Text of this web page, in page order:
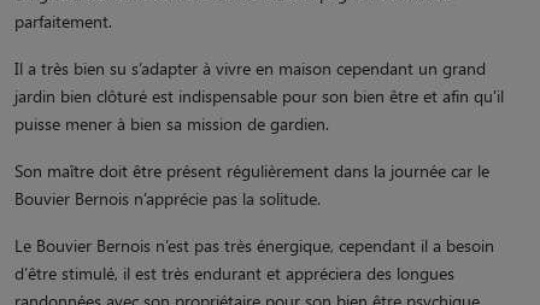
parfaitement.
Il a très bien su s’adapter à vivre en maison cependant un grand
jardin bien clôturé est indispensable pour son bien être et afin qu'il
puisse mener à bien sa mission de gardien.
Son maître doit être présent régulièrement dans la journée car le
Bouvier Bernois n’apprécie pas la solitude.
Le Bouvier Bernois n’est pas très énergique, cependant il a besoin
d’être stimulé, il est très endurant et appréciera des longues